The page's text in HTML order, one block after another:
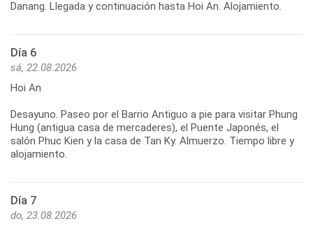
Día 6
sá, 22.08.2026
Hoi An
Desayuno. Paseo por el Barrio Antiguo a pie para visitar Phung
Hung (antigua casa de mercaderes), el Puente Japonés, el
salón Phuc Kien y la casa de Tan Ky. Almuerzo. Tiempo libre y
Día 7
do, 23.08.2026